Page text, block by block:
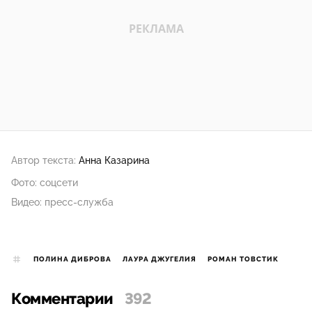
Автор текста: Анна Казарина
Фото: соцсети
Видео: пресс-служба
ПОЛИНА ДИБРОВА ЛАУРА ДЖУГЕЛИЯ РОМАН ТОВСТИК
Комментарии 392